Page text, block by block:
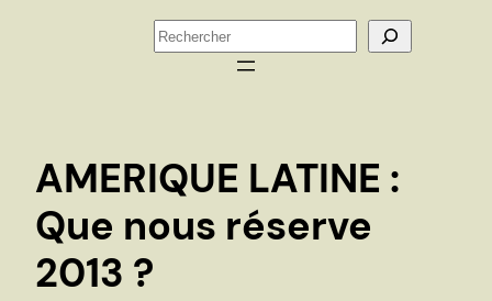
R
h
AMERIQUE LATINE :
Que nous réserve
2013 ?